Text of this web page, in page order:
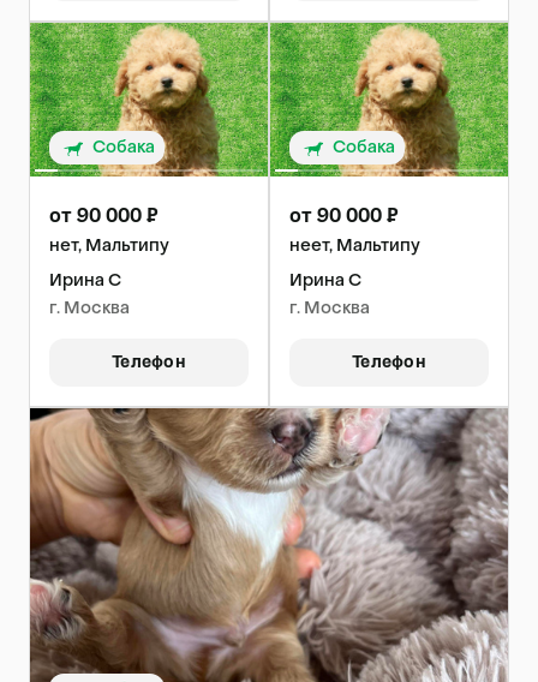
Собака
от 90 000 ₽
нет, Мальтипу
Ирина С
г. Москва
Телефон
Собака
от 90 000 ₽
неет, Мальтипу
Ирина С
г. Москва
Телефон